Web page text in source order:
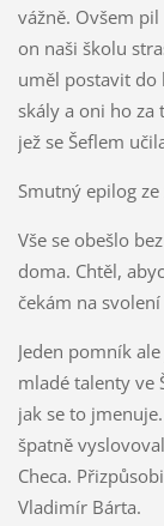
vážně. Ovšem
on naši školu
uměl postavit do
skály a oni ho za
jež se Šeflem
Smutný epilog
Vše se obešlo
doma. Chtěl,
čekám na
Jeden pomník
mladé talenty ve
jak se to
špatně
Checa.
Vladimír Bárta.